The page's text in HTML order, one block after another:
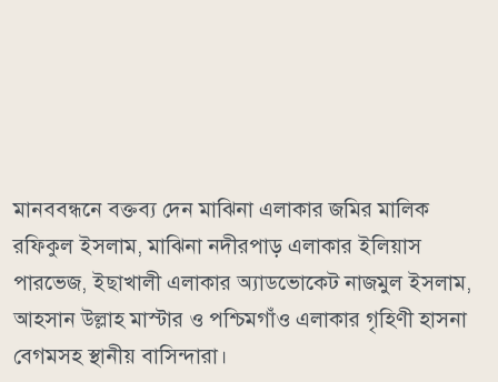
মানববন্ধনে বক্তব্য দেন মাঝিনা এলাকার জমির মালিক
রফিকুল ইসলাম, মাঝিনা নদীরপাড় এলাকার ইলিয়াস
পারভেজ, ইছাখালী এলাকার অ্যাডভোকেট নাজমুল ইসলাম,
আহসান উল্লাহ মাস্টার ও পশ্চিমগাঁও এলাকার গৃহিণী হাসনা
বেগমসহ স্থানীয় বাসিন্দারা।